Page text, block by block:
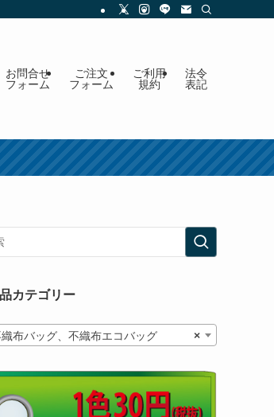
お問合せ
フォーム
ご注文
フォーム
ご利用
規約
法令
表記
カテゴリー
×
織布バッグ、不織布エコバッグ